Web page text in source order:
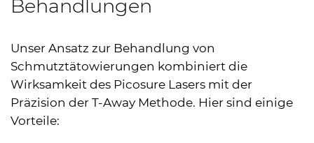
Behandlungen
Unser Ansatz zur Behandlung von
Schmutztätowierungen kombiniert die
Wirksamkeit des Picosure Lasers mit der
Präzision der T-Away Methode. Hier sind einige
Vorteile: